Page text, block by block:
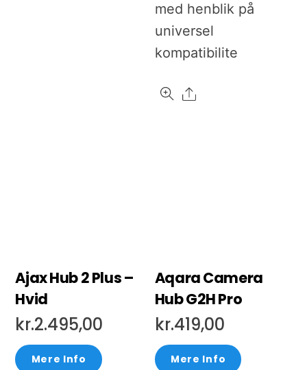
med henblik på
universel
kompatibilite
Share
Ajax Hub 2 Plus –
Hvid
kr.2.495,00
Mere Info
Aqara Camera
Hub G2H Pro
kr.419,00
Mere Info